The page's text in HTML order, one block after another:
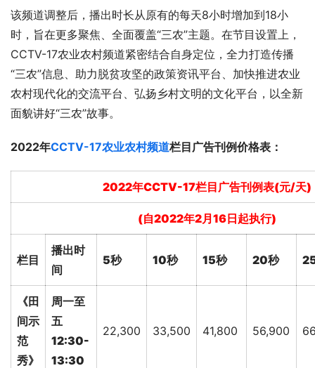
该频道调整后，播出时长从原有的每天8小时增加到18小
时，旨在更多聚焦、全面覆盖“三农”主题。在节目设置上，
CCTV-17农业农村频道紧密结合自身定位，全力打造传播
“三农”信息、助力脱贫攻坚的政策资讯平台、加快推进农业
农村现代化的交流平台、弘扬乡村文明的文化平台，以全新
面貌讲好“三农”故事。
2022年CCTV-17农业农村频道栏目广告刊例价格表：
2022年CCTV-17栏目广告刊例表(元/天)
(自2022年2月16日起执行)
栏目
播出时
间
5秒 10秒 15秒 20秒
《田
间示
范
秀》
周一至
五
12:30-
13:30
22,300 33,500 41,800 56,900